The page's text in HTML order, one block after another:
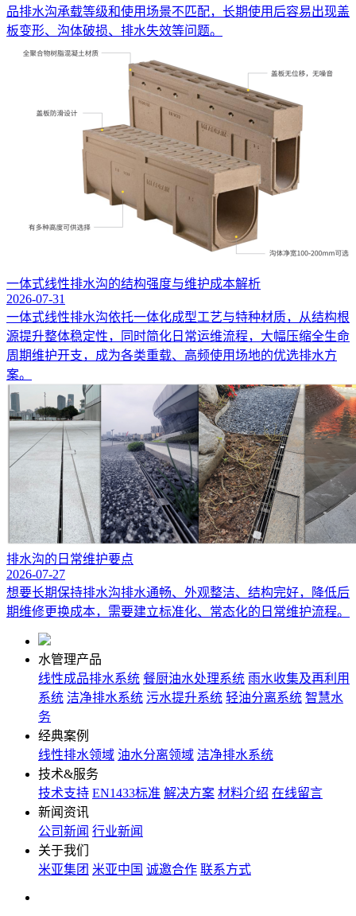
品排水沟承载等级和使用场景不匹配，长期使用后容易出现盖
板变形、沟体破损、排水失效等问题。
一体式线性排水沟的结构强度与维护成本解析
2026-07-31
一体式线性排水沟依托一体化成型工艺与特种材质，从结构根
源提升整体稳定性，同时简化日常运维流程，大幅压缩全生命
周期维护开支，成为各类重载、高频使用场地的优选排水方
案。
排水沟的日常维护要点
2026-07-27
想要长期保持排水沟排水通畅、外观整洁、结构完好，降低后
期维修更换成本，需要建立标准化、常态化的日常维护流程。
水管理产品
线性成品排水系统 餐厨油水处理系统 雨水收集及再利用
系统 洁净排水系统 污水提升系统 轻油分离系统 智慧水
务
经典案例
线性排水领域 油水分离领域 洁净排水系统
技术&服务
技术支持 EN1433标准 解决方案 材料介绍 在线留言
新闻资讯
公司新闻 行业新闻
关于我们
米亚集团 米亚中国 诚邀合作 联系方式